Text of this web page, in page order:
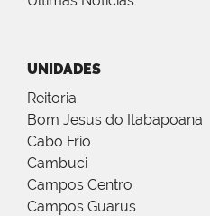
UNIDADES
Reitoria
Bom Jesus do Itabapoana
Cabo Frio
Cambuci
Campos Centro
Campos Guarus